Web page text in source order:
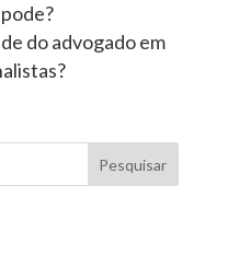
do advogado em
Pesquisar